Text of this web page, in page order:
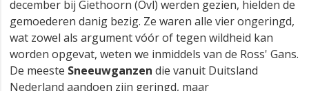
december bij Giethoorn (Ovl) werden gezien, hielden de
gemoederen danig bezig. Ze waren alle vier ongeringd,
wat zowel als argument vóór of tegen wildheid kan
worden opgevat, weten we inmiddels van de Ross' Gans.
De meeste Sneeuwganzen die vanuit Duitsland
Nederland aandoen zijn geringd, maar